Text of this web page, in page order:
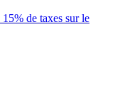
de taxes sur le